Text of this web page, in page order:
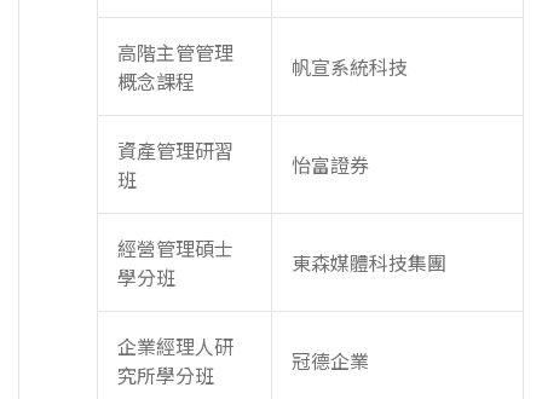
高階主管管理
概念課程
帆宣系統科技
資產管理研習
班
怡富證券
經營管理碩士
學分班
東森媒體科技集團
企業經理人研
究所學分班
冠德企業